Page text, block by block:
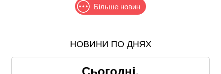
Більше новин
Понад 9,2 млрд грн: що відомо про нову гучну
НОВИНИ ПО ДНЯХ
Сьогодні,